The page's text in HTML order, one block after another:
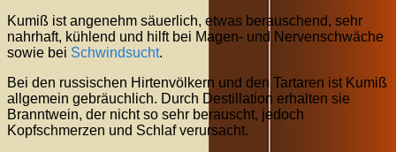
Kumiß ist angenehm säuerlich, etwas berauschend, sehr
nahrhaft, kühlend und hilft bei Magen- und Nervenschwäche
sowie bei Schwindsucht.
Bei den russischen Hirtenvölkern und den Tartaren ist Kumiß
allgemein gebräuchlich. Durch Destillation erhalten sie
Branntwein, der nicht so sehr berauscht, jedoch
Kopfschmerzen und Schlaf verursacht.